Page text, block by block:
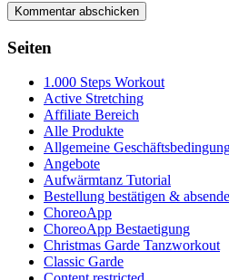
Seiten
1.000 Steps Workout
Active Stretching
Affiliate Bereich
Alle Produkte
Allgemeine
Angebote
Aufwärmtanz Tutorial
Bestellung bestätigen &
ChoreoApp
ChoreoApp Bestaetigung
Christmas Garde Tanzworkout
Classic Garde